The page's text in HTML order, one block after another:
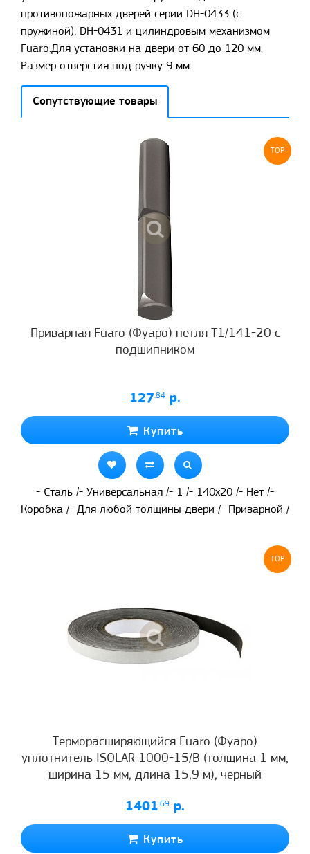
противопожарных дверей серии DH-0433 (с
пружиной), DH-0431 и цилиндровым механизмом
Fuaro.Для установки на двери от 60 до 120 мм.
Размер отверстия под ручку 9 мм.
Сопутствующие товары
TOP
Приварная Fuaro (Фуаро) петля T1/141-20 с
подшипником
127.84 р.
Купить
- Сталь /- Универсальная /- 1 /- 140x20 /- Нет /-
Коробка /- Для любой толщины двери /- Приварной /
TOP
Терморасширяющийся Fuaro (Фуаро)
уплотнитель ISOLAR 1000-15/B (толщина 1 мм,
ширина 15 мм, длина 15,9 м), черный
1401.69 р.
Купить